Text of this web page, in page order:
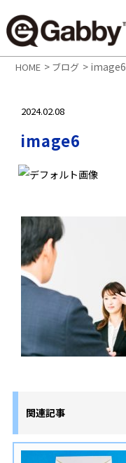
HOME > ブログ > image6
2024.02.08
image6
関連記事